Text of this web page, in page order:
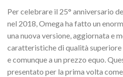
Per celebrare il 25° anniversario
nel 2018, Omega ha fatto un
una nuova versione, aggiornata e
caratteristiche di qualità superiore
e comunque a un prezzo equo.
presentato per la prima volta